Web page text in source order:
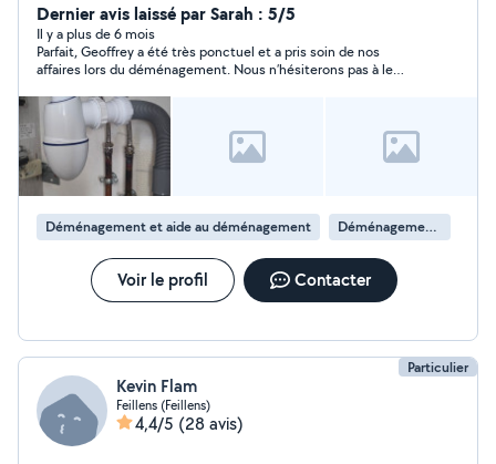
métier, j'ai acquis un savoir-faire solide dans les
installations électriques, la mise aux normes, les
dépannages et les rénovations. Aujourd'hui, je mets mes
compétences au service des particuliers pour tous
types de petits travaux et de bricolage à domicile.
Dépannage et installation électrique (prises, luminaires,
disjoncteurs) Je fais aussi: Montage de meubles,
étagères Réparations diverses (plomberie légère,
serrurerie, peinture) Pose de tringles, cadres, rideaux,
etc. Conseils pour vos projets d'aménagement ou de
rénovation Rénovation extérieur, Aide déménagement
Sérieux, ponctuel et à l'écoute, je m'adapte à vos
besoins pour un travail propre et soigné. Que ce soit
pour un coup de main occasionnel ou un projet plus
contacter pour discuter de vos besoins.
Dernier avis laissé par Sarah : 5/5
Il y a plus de 6 mois
Parfait, Geoffrey a été très ponctuel et a pris soin de nos
affaires lors du déménagement. Nous n’hésiterons pas à le
Déménagement et aide au déménagement Déménagement de maison
Voir le profil Contacter
Particulier
Kevin Flam
Feillens (Feillens)
4,4/5 (28 avis)